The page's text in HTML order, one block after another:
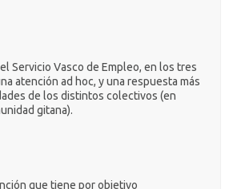
Servicio Vasco de Empleo, en los tres
atención ad hoc, y una respuesta más
de los distintos colectivos (en
gitana).
que tiene por objetivo